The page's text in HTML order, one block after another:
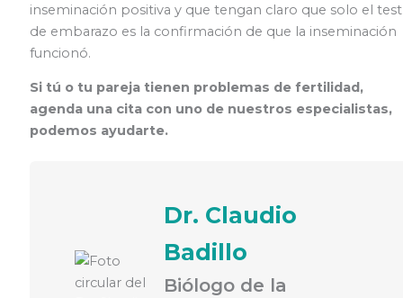
inseminación positiva y que tengan claro que solo el test
de embarazo es la confirmación de que la inseminación
funcionó.
Si tú o tu pareja tienen problemas de fertilidad,
agenda una cita con uno de nuestros especialistas,
podemos ayudarte.
Dr. Claudio
Badillo
Biólogo de la